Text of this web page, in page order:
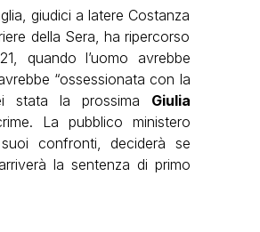
giudici a latere Costanza
della Sera, ha ripercorso
quando l’uomo avrebbe
“ossessionata con la
stata la prossima Giulia
La pubblico ministero
confronti, deciderà se
la sentenza di primo